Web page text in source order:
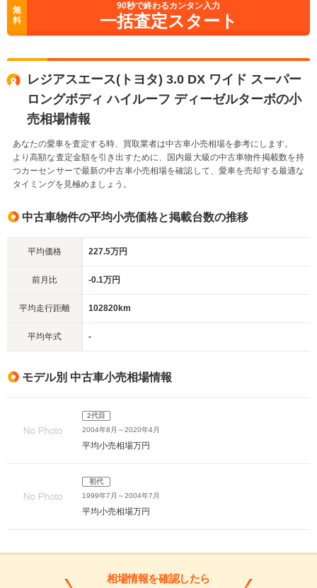
無
料
90秒で終わるカンタン入力
一括査定スタート
レジアスエース(トヨタ) 3.0 DX ワイド スーパー
ロングボディ ハイルーフ ディーゼルターボの小
売相場情報
あなたの愛車を査定する時、買取業者は中古車小売相場を参考にします。
より高額な査定金額を引き出すために、国内最大級の中古車物件掲載数を持
つカーセンサーで最新の中古車小売相場を確認して、愛車を売却する最適な
タイミングを見極めましょう。
中古車物件の平均小売価格と掲載台数の推移
平均価格 227.5万円
前月比 -0.1万円
平均走行距離 102820km
平均年式 -
モデル別 中古車小売相場情報
2代目
2004年8月～2020年4月
平均小売相場万円
初代
1999年7月～2004年7月
平均小売相場万円
相場情報を確認したら